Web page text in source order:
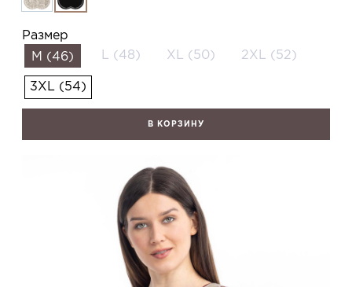
Размер
M (46)
L (48) XL (50) 2XL (52)
3XL (54)
В КОРЗИНУ